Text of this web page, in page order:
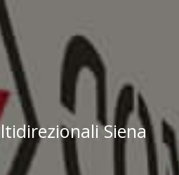
Siena